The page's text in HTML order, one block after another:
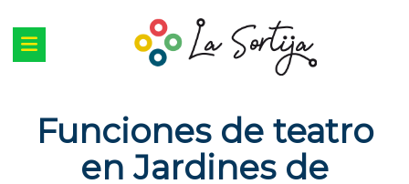
Funciones de teatro
en Jardines de